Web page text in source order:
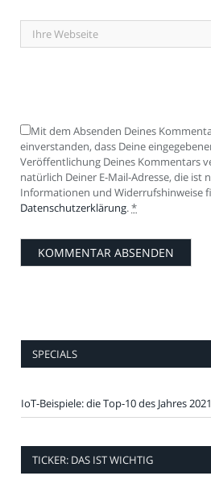
Mit dem Absenden Deines
einverstanden, dass Deine
Veröffentlichung Deines Kommentars
natürlich Deiner E-Mail-Adresse, die ist
Informationen und Widerrufshinweise
Datenschutzerklärung.*
SPECIALS
IoT-Beispiele: die Top-10 des Jahres 2021
TICKER: DAS IST WICHTIG